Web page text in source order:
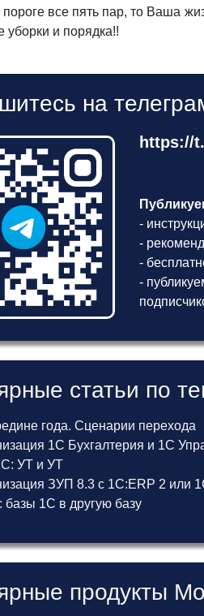
все пять пар, то Ваша
уборки и порядка!!
на
https://
-
-
-
-
статьи по
года. Сценарии перехода
1С Бухгалтерия и 1С
УТ и УТ
ЗУП 8.3 с 1С:ERP 2 или
базы 1С в другую базу
продукты